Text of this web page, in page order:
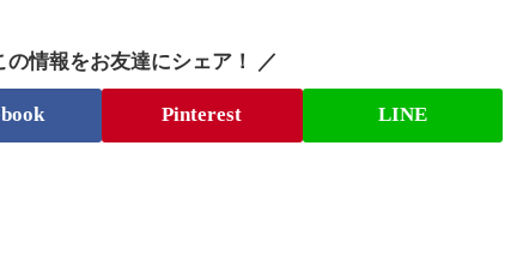
の情報をお友達にシェア！ ／
Pinterest LINE